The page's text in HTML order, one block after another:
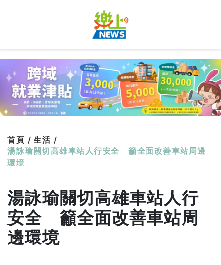
首頁 / 生活 /
湯詠瑜關切高雄車站人行安全 籲全面改善車站周邊
環境
湯詠瑜關切高雄車站人行
安全 籲全面改善車站周
邊環境